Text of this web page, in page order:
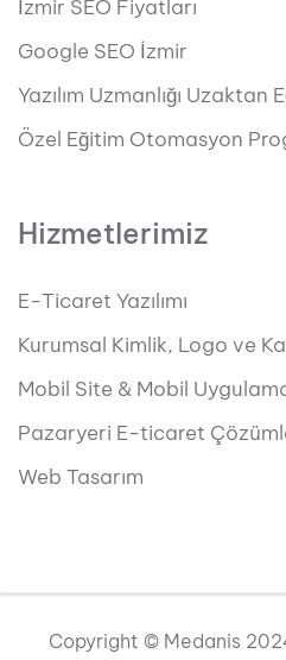
İzmir SEO Fiyatları
Google SEO İzmir
Yazılım Uzmanlığı Uzaktan
Özel Eğitim Otomasyon
Hizmetlerimiz
E-Ticaret Yazılımı
Kurumsal Kimlik, Logo ve
Mobil Site & Mobil
Pazaryeri E-ticaret
Web Tasarım
Copyright © Medanis